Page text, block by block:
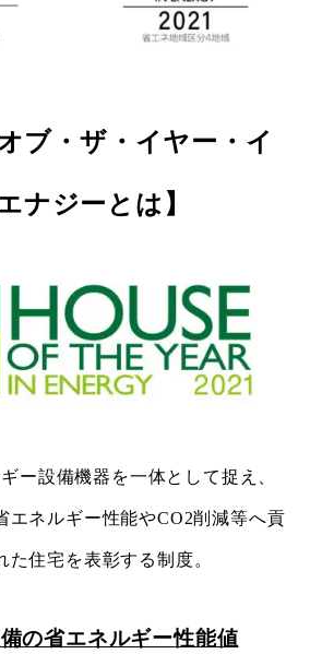
ブ・ザ・イヤー・イ
ナジーとは】
ー設備機器を一体として捉え、
エネルギー性能やCO2削減等へ貢
た住宅を表彰する制度。
の省エネルギー性能値